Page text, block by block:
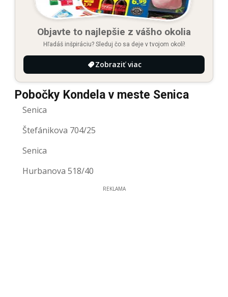
Objavte to najlepšie z vášho okolia
Hľadáš inšpiráciu? Sleduj čo sa deje v tvojom okolí!
Zobraziť viac
Pobočky Kondela v meste Senica
Senica
Štefánikova 704/25
Senica
Hurbanova 518/40
REKLAMA